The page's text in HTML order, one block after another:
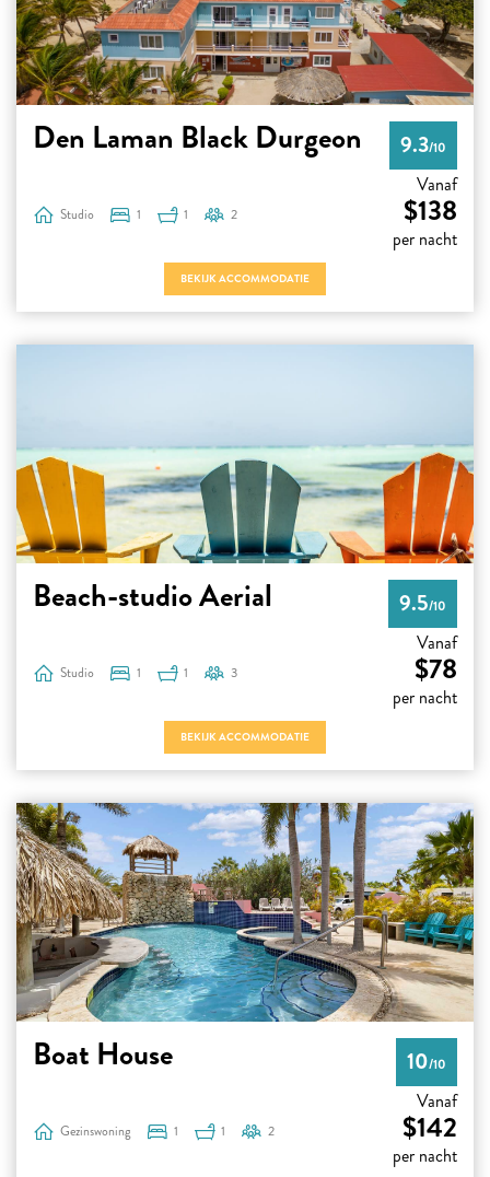
Den Laman Black Durgeon 9.3/10
Studio 1 1 2
Vanaf
$138
per nacht
BEKIJK ACCOMMODATIE
Beach-studio Aerial 9.5/10
Studio 1 1 3
Vanaf
$78
per nacht
BEKIJK ACCOMMODATIE
Boat House 10/10
Gezinswoning 1 1 2
Vanaf
$142
per nacht